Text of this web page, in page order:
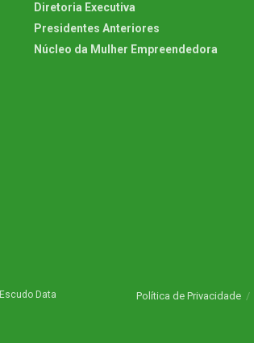
Diretoria Executiva
Presidentes Anteriores
Núcleo da Mulher Empreendedora
Política de Privacidade
Escudo Data